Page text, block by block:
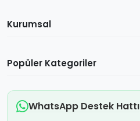
Kurumsal
Popüler Kategoriler
WhatsApp Destek Hattı